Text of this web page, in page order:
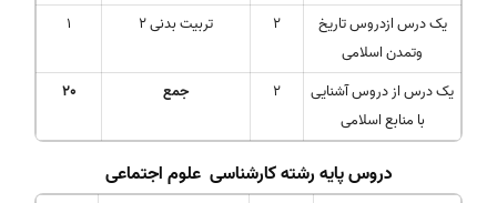
یک درس ازدروس تاریخ
وتمدن اسلامی
2 تربیت بدنی 2 1
یک درس از دروس آشنایی
با منابع اسلامی
2 جمع 20
دروس پایه رشته کارشناسی علوم اجتماعی